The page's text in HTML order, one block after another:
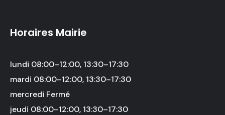
Horaires Mairie
lundi 08:00–12:00, 13:30–17:30
mardi 08:00–12:00, 13:30–17:30
mercredi Fermé
jeudi 08:00–12:00, 13:30–17:30